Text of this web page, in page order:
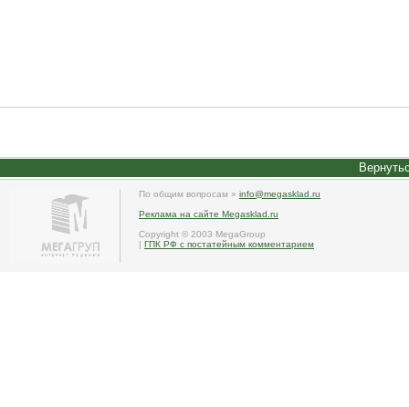
По общим вопросам » info@megasklad.ru
Реклама на сайте Megasklad.ru
Copyright © 2003 MegaGroup
| ГПК РФ с постатейным комментарием